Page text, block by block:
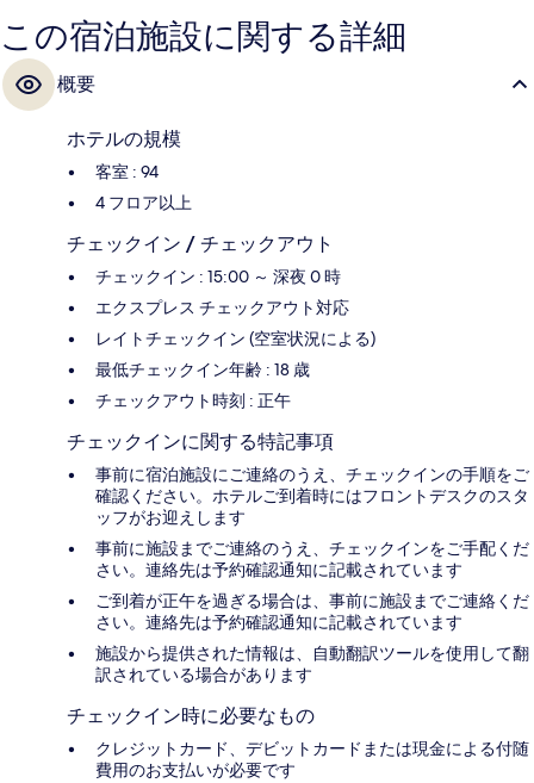
この宿泊施設に関する詳細
概要
ホテルの規模
客室 : 94
4 フロア以上
チェックイン / チェックアウト
チェックイン : 15:00 ～ 深夜 0 時
エクスプレス チェックアウト対応
レイトチェックイン (空室状況による)
最低チェックイン年齢 : 18 歳
チェックアウト時刻 : 正午
チェックインに関する特記事項
事前に宿泊施設にご連絡のうえ、チェックインの手順をご
確認ください。ホテルご到着時にはフロントデスクのスタ
ッフがお迎えします
事前に施設までご連絡のうえ、チェックインをご手配くだ
さい。連絡先は予約確認通知に記載されています
ご到着が正午を過ぎる場合は、事前に施設までご連絡くだ
さい。連絡先は予約確認通知に記載されています
施設から提供された情報は、自動翻訳ツールを使用して翻
訳されている場合があります
チェックイン時に必要なもの
クレジットカード、デビットカードまたは現金による付随
費用のお支払いが必要です